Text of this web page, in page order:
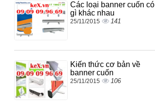
Các loại banner cuốn có
gì khác nhau
25/11/2015 141
Kiến thức cơ bản về
banner cuốn
25/11/2015 106